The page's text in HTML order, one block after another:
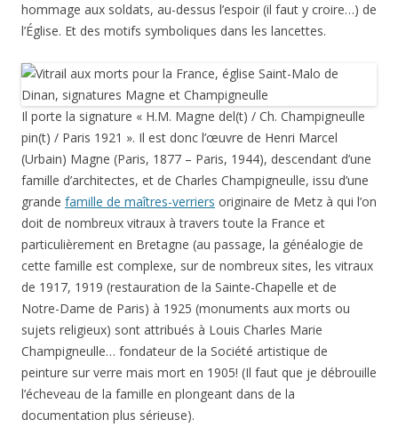
hommage aux soldats, au-dessus l’espoir (il faut y croire…) de
l’Église. Et des motifs symboliques dans les lancettes.
Il porte la signature « H.M. Magne del(t) / Ch. Champigneulle
pin(t) / Paris 1921 ». Il est donc l’œuvre de Henri Marcel
(Urbain) Magne (Paris, 1877 – Paris, 1944), descendant d’une
famille d’architectes, et de Charles Champigneulle, issu d’une
grande famille de maîtres-verriers originaire de Metz à qui l’on
doit de nombreux vitraux à travers toute la France et
particulièrement en Bretagne (au passage, la généalogie de
cette famille est complexe, sur de nombreux sites, les vitraux
de 1917, 1919 (restauration de la Sainte-Chapelle et de
Notre-Dame de Paris) à 1925 (monuments aux morts ou
sujets religieux) sont attribués à Louis Charles Marie
Champigneulle… fondateur de la Société artistique de
peinture sur verre mais mort en 1905! (Il faut que je débrouille
l’écheveau de la famille en plongeant dans de la
documentation plus sérieuse).